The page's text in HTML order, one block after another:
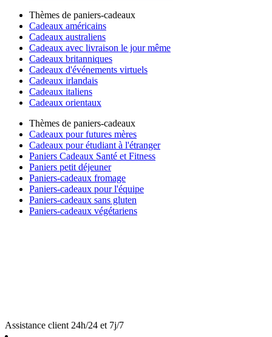
Thèmes de paniers-cadeaux
Cadeaux américains
Cadeaux australiens
Cadeaux avec livraison le jour même
Cadeaux britanniques
Cadeaux d'événements virtuels
Cadeaux irlandais
Cadeaux italiens
Cadeaux orientaux
Thèmes de paniers-cadeaux
Cadeaux pour futures mères
Cadeaux pour étudiant à l'étranger
Paniers Cadeaux Santé et Fitness
Paniers petit déjeuner
Paniers-cadeaux fromage
Paniers-cadeaux pour l'équipe
Paniers-cadeaux sans gluten
Paniers-cadeaux végétariens
Assistance client 24h/24 et 7j/7